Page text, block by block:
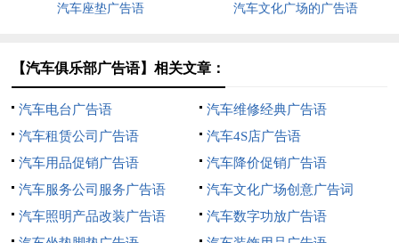
汽车座垫广告语 汽车文化广场的广告语
【汽车俱乐部广告语】相关文章：
汽车电台广告语
汽车维修经典广告语
汽车租赁公司广告语
汽车4S店广告语
汽车用品促销广告语
汽车降价促销广告语
汽车服务公司服务广告语
汽车文化广场创意广告词
汽车照明产品改装广告语
汽车数字功放广告语